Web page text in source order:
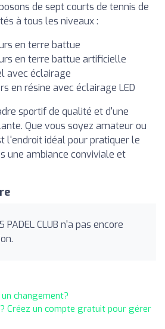
de sept courts de tennis de
à tous les niveaux :
en terre battue
en terre battue artificielle
avec éclairage
en résine avec éclairage LED
sportif de qualité et d'une
Que vous soyez amateur ou
l'endroit idéal pour pratiquer le
une ambiance conviviale et
PADEL CLUB n'a pas encore
changement?
Créez un compte gratuit pour gérer